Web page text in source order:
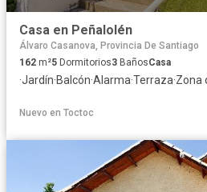
Casa en Peñalolén
Álvaro Casanova, Provincia De Santiago
162 m²5 Dormitorios3 BañosCasa
·Jardín·Balcón·Alarma·Terraza·Zona
Nuevo en Toctoc